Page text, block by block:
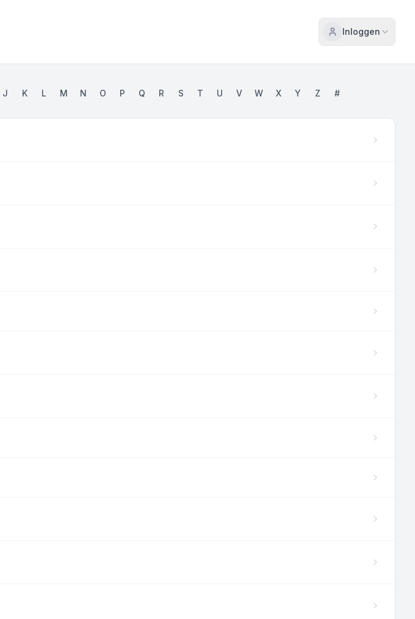
Inloggen
J K L M N O P Q R S T U V W X Y Z #